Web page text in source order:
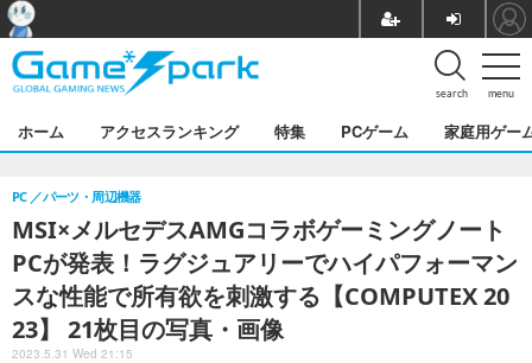
menu
search
ホーム アクセスランキング 特集 PCゲーム 家庭用ゲー
MSI×メルセデスAMGコラボゲーミングノート
PCが発表！ラグジュアリーでハイパフォーマン
スな性能で所有欲を刺激する【COMPUTEX 20
23】 21枚目の写真・画像
PC パーツ・周辺機器
2023.5.31 Wed 21:15